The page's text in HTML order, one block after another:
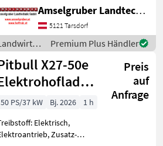
Geräteverriegelung
Das Kraftpaket aus Holland!
bei Amselgruber
Nebe
Amselgruber Landtechnik GmbH
5121 Tarsdorf
Pitbull
Premium Plus Händler
X27-50e
- der Stärkste!
Preis
auf
Anfrage
50 PS/37 kW Bj. 2026
1 h
Elektrisch,
Zusatz-